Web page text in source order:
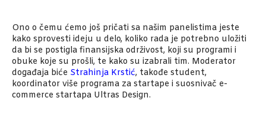
Ono o čemu ćemo još pričati sa našim panelistima jeste
kako sprovesti ideju u delo, koliko rada je potrebno uložiti
da bi se postigla finansijska održivost, koji su programi i
obuke koje su prošli, te kako su izabrali tim. Moderator
događaja biće Strahinja Krstić, takođe student,
koordinator više programa za startape i suosnivač e-
commerce startapa Ultras Design.